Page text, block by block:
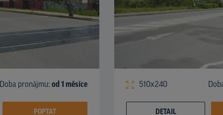
Doba pronájmu: od 1 měsíce
POPTAT
510x240
DETAIL